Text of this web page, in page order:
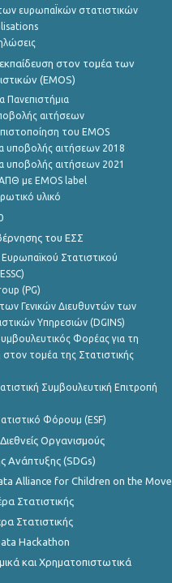
ευρωπαΪκών στατιστικών
στον τομέα των
(EMOS)
Πανεπιστήμια
αιτήσεων
του EMOS
υποβολής αιτήσεων 2018
υποβολής αιτήσεων 2021
με EMOS label
υλικό
του ΕΣΣ
Στατιστικού
(PG)
Γενικών Διευθυντών των
Υπηρεσιών (DGINS)
Φορέας για τη
τομέα της Στατιστικής
Συμβουλευτική Επιτροπή
Φόρουμ (ESF)
Οργανισμούς
Ανάπτυξης (SDGs)
Alliance for Children on the Move
Στατιστικής
Στατιστικής
Hackathon
και Χρηματοπιστωτικά